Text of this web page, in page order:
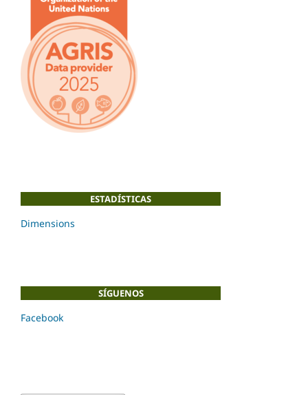
ESTADÍSTICAS
Dimensions
SÍGUENOS
Facebook